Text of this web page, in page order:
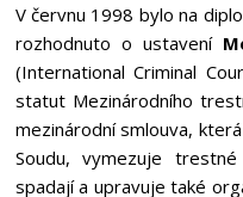
V červnu 1998 bylo na
rozhodnuto o ustavení
(International Criminal
statut Mezinárodního
mezinárodní smlouva,
Soudu, vymezuje
spadají a upravuje také